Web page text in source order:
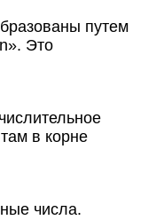
путем
Это
в корне
числа.